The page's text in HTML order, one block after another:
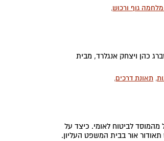
גוף ורכוש,
כהן ויצחק אנגלרד, מבית
, תאונת דרכים,
לביטוח לאומי. כיצד על
אור בבית המשפט העליון.